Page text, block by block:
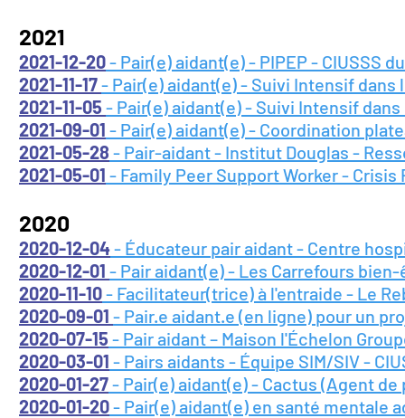
2021
2021-12-20- Pair(e) aidant(e) - PIPEP - CIUSSS
2021-11-17- Pair(e) aidant(e) - Suivi Intensif dans
2021-11-05 - Pair(e) aidant(e) - Suivi Intensif dans
2021-09-01 - Pair(e) aidant(e) - Coordination
2021-05-28 - Pair-aidant - Institut Douglas -
2021-05-01 - Family Peer Support Worker -
2020
2020-12-04- Éducateur pair aidant - Centre
2020-12-01 - Pair aidant(e) - Les Carrefours
2020-11-10- Facilitateur(trice) à l'entraide - Le
2020-09-01 - Pair.e aidant.e (en ligne) pour un
2020-07-15 - Pair aidant – Maison l'Échelon
2020-03-01 - Pairs aidants - Équipe SIM/SIV -
2020-01-27- Pair(e) aidant(e) - Cactus (Agent
2020-01-20- Pair(e) aidant(e) en santé mentale